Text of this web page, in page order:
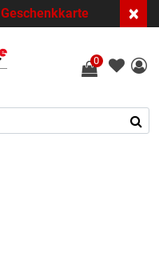
Geschenkkarte ×
0